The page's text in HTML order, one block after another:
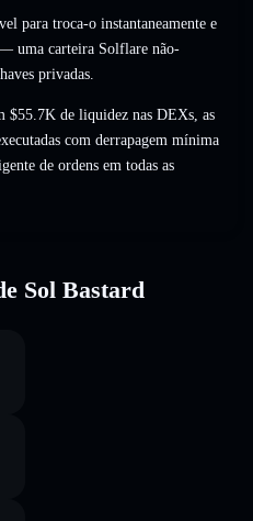
para troca-o instantaneamente e
uma carteira Solflare não-
privadas.
$55.7K de liquidez nas DEXs, as
com derrapagem mínima
de ordens em todas as
Sol Bastard